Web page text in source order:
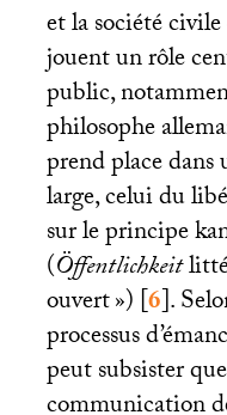
et la société
jouent un rôle
public,
philosophe
prend place
large, celui du
sur le principe
(Öffentlichkeit
ouvert»)[6].
processus
peut subsister